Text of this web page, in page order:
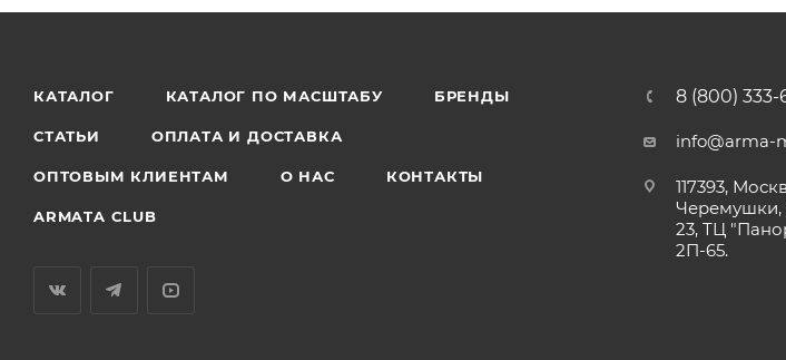
КАТАЛОГ КАТАЛОГ ПО МАСШТАБУ БРЕНДЫ
СТАТЬИ ОПЛАТА И ДОСТАВКА
ОПТОВЫМ КЛИЕНТАМ О НАС КОНТАКТЫ
ARMATA CLUB
8 (800) 333-
info@arma-
117393,
Черемушки,
23, ТЦ
2П-65.